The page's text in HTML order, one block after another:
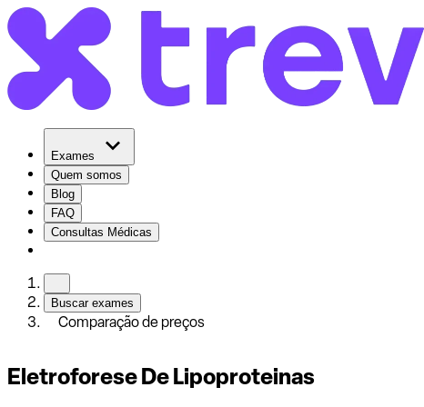
Exames
Quem somos
Blog
FAQ
Consultas Médicas
Buscar exames
Comparação de preços
Eletroforese De Lipoproteinas